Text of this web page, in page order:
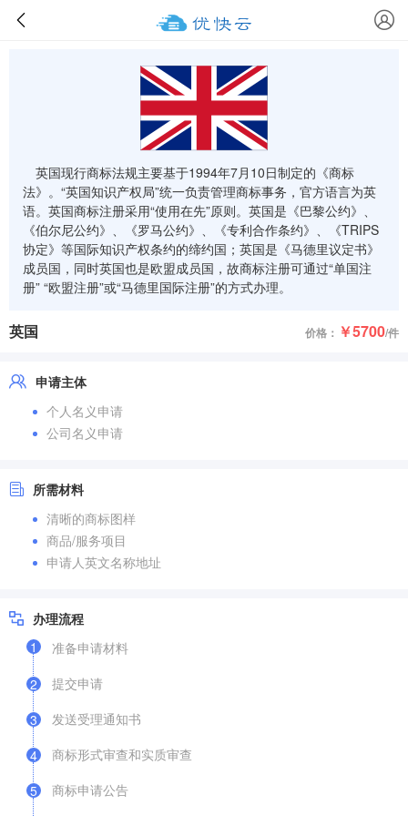
英国现行商标法规主要基于1994年7月10日制定的《商标
法》。“英国知识产权局”统一负责管理商标事务，官方语言为英
语。英国商标注册采用“使用在先”原则。英国是《巴黎公约》、
《伯尔尼公约》、《罗马公约》、《专利合作条约》、《TRIPS
协定》等国际知识产权条约的缔约国；英国是《马德里议定书》
成员国，同时英国也是欧盟成员国，故商标注册可通过“单国注
册” “欧盟注册”或“马德里国际注册”的方式办理。
英国 价格： ￥5700/件
申请主体
个人名义申请
公司名义申请
所需材料
清晰的商标图样
商品/服务项目
申请人英文名称地址
办理流程
1
准备申请材料
2
提交申请
3
发送受理通知书
4
商标形式审查和实质审查
5
商标申请公告